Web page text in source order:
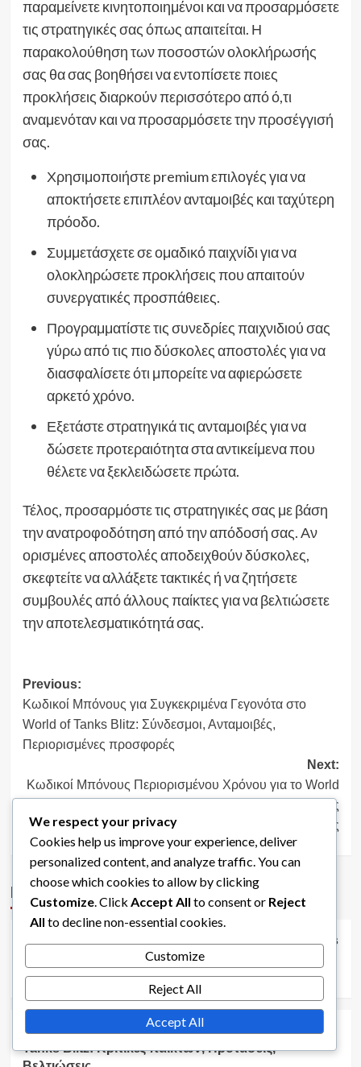
παραμείνετε κινητοποιημένοι και να προσαρμόσετε
τις στρατηγικές σας όπως απαιτείται. Η
παρακολούθηση των ποσοστών ολοκλήρωσής
σας θα σας βοηθήσει να εντοπίσετε ποιες
προκλήσεις διαρκούν περισσότερο από ό,τι
αναμενόταν και να προσαρμόσετε την προσέγγισή
σας.
Χρησιμοποιήστε premium επιλογές για να
αποκτήσετε επιπλέον ανταμοιβές και ταχύτερη
πρόοδο.
Συμμετάσχετε σε ομαδικό παιχνίδι για να
ολοκληρώσετε προκλήσεις που απαιτούν
συνεργατικές προσπάθειες.
Προγραμματίστε τις συνεδρίες παιχνιδιού σας
γύρω από τις πιο δύσκολες αποστολές για να
διασφαλίσετε ότι μπορείτε να αφιερώσετε
αρκετό χρόνο.
Εξετάστε στρατηγικά τις ανταμοιβές για να
δώσετε προτεραιότητα στα αντικείμενα που
θέλετε να ξεκλειδώσετε πρώτα.
Τέλος, προσαρμόστε τις στρατηγικές σας με βάση
την ανατροφοδότηση από την απόδοσή σας. Αν
ορισμένες αποστολές αποδειχθούν δύσκολες,
σκεφτείτε να αλλάξετε τακτικές ή να ζητήσετε
συμβουλές από άλλους παίκτες για να βελτιώσετε
την αποτελεσματικότητά σας.
Post
navigation
Previous:
Κωδικοί Μπόνους για Συγκεκριμένα Γεγονότα στο
World of Tanks Blitz: Σύνδεσμοι, Ανταμοιβές,
Περιορισμένες προσφορές
Next:
Κωδικοί Μπόνους Περιορισμένου Χρόνου για το World
of Tanks Blitz: Πρόγραμμα κυκλοφορίας, Πώς να τους
βρείτε, Συμβουλές χρήσης
More Stories
Αμοιβές Battle Pass στο World of Tanks Blitz
Δωρεάν Ανταμοιβές Battle Pass στο World of Tanks
Blitz: Διαθέσιμα αντικείμενα, Πρόοδος, Περιορισμοί
Τζόρνταν Μπλέικ 10/03/2026
0
Αμοιβές Battle Pass στο World of Tanks Blitz
Ανατροφοδότηση για το Battle Pass στο World of
Tanks Blitz: Κριτικές παικτών, Προτάσεις,
We respect your privacy
Cookies help us improve your experience, deliver
personalized content, and analyze traffic. You can
choose which cookies to allow by clicking
Customize . Click Accept All to consent or Reject
All to decline non-essential cookies.
Customize
Reject All
Accept All